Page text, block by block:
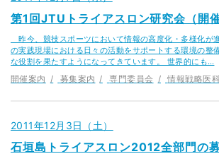
第1回JTUトライアスロン研究会（開催
昨今、競技スポーツにおいて情報の高度化・多様化が
の実践現場における日々の活動をサポートする環境の整
な役割を果たすようになってきています。 世界的にも…
開催案内 募集案内 専門委員会 情報戦略医
2011年12月3日（土）
石垣島トライアスロン2012全部門の